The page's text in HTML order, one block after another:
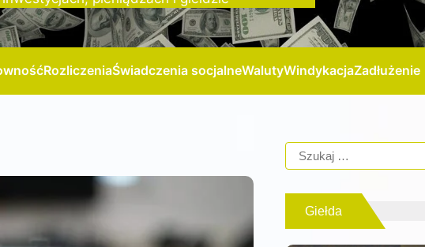
RozliczeniaŚwiadczenia socjalneWalutyWindykacjaZadłużenie
Giełda